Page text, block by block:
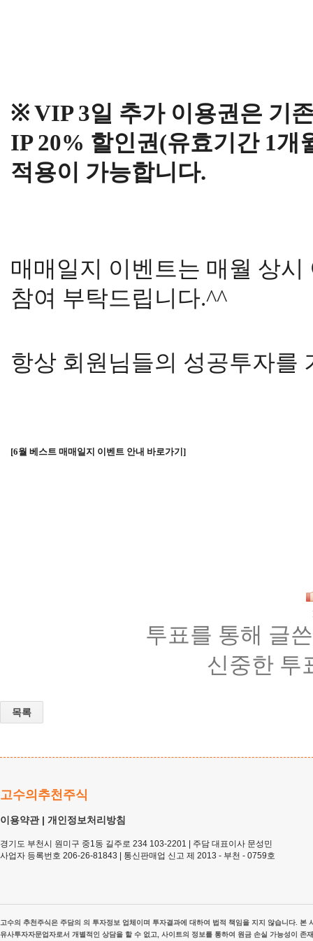
※ VIP 3일 추가 이용권은 기
IP 20% 할인권(유효기간 1개
적용이 가능합니다.
매매일지 이벤트는 매월 상
참여 부탁드립니다.^^
항상 회원님들의 성공투자를
[6월 베스트 매매일지 이벤트 안내 바로가기]
투표를 통해 글
신중한 투
목록
고수의추천주식
이용약관| 개인정보처리방침
경기도 부천시 원미구 중1동 길주로 234 103-2201 | 주담 대표이사 문성민
사업자 등록번호 206-26-81843 | 통신판매업 신고 제 2013 - 부천 - 0759호
고수의 추천주식은 주담의 의 투자정보 업체이며 투자결과에 대하여 법적 책임을 지지 않습니다.
유사투자자문업자로서 개별적인 상담을 할 수 없고, 사이트의 정보를 통하여 원금 손실 가능성이 존